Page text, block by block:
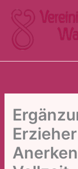
Inhalt
springen